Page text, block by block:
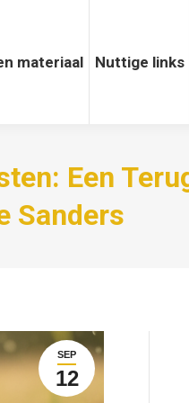
materiaal Nuttige links
Een
Sanders
SEP
12
Nuttige links